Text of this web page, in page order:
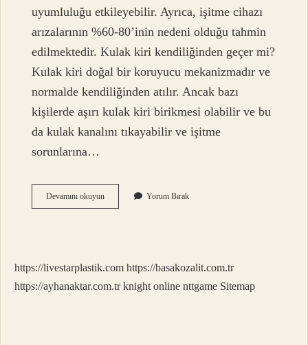
uyumluluğu etkileyebilir. Ayrıca, işitme cihazı
arızalarının %60-80’inin nedeni olduğu tahmin
edilmektedir. Kulak kiri kendiliğinden geçer mi?
Kulak kiri doğal bir koruyucu mekanizmadır ve
normalde kendiliğinden atılır. Ancak bazı
kişilerde aşırı kulak kiri birikmesi olabilir ve bu
da kulak kanalını tıkayabilir ve işitme
sorunlarına…
Devamını okuyunKulak
Kiri
Yorum Bırak
https://livestarplastik.com https://basakozalit.com.tr
https://ayhanaktar.com.tr knight online nttgame Sitemap